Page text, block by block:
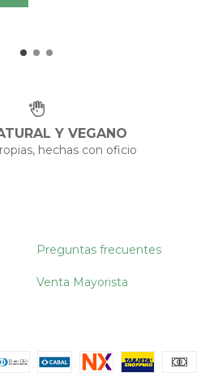
Y VEGANO
hechas con oficio
Preguntas frecuentes
Venta Mayorista